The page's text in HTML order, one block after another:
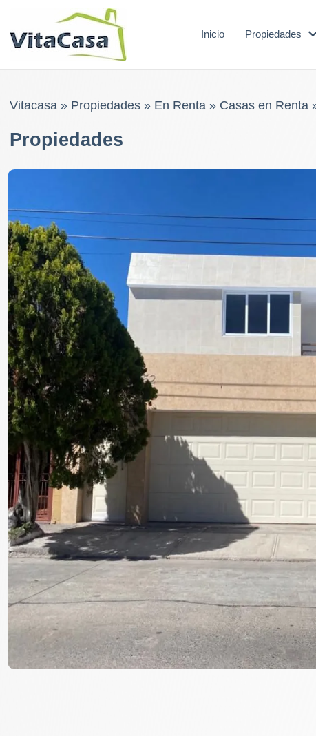
Inicio Propiedades
Vitacasa» Propiedades» En Renta» Casas en Renta
Propiedades